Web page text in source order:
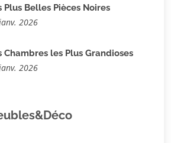
Plus Belles Pièces Noires
2026
Chambres les Plus Grandioses
2026